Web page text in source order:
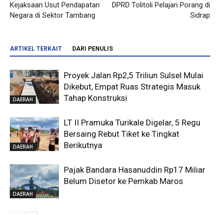
Kejaksaan Usut Pendapatan
Negara di Sektor Tambang
DPRD Tolitoli Pelajari Porang di
Sidrap
ARTIKEL TERKAIT DARI PENULIS
DAERAH
Proyek Jalan Rp2,5 Triliun Sulsel Mulai
Dikebut, Empat Ruas Strategis Masuk
Tahap Konstruksi
DAERAH
LT II Pramuka Turikale Digelar, 5 Regu
Bersaing Rebut Tiket ke Tingkat
Berikutnya
DAERAH
Pajak Bandara Hasanuddin Rp17 Miliar
Belum Disetor ke Pemkab Maros